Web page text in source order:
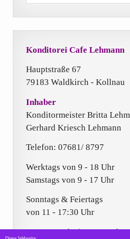
Konditorei Cafe Lehmann
Hauptstraße 67
79183 Waldkirch - Kollnau
Inhaber
Konditormeister Britta
Gerhard Kriesch Lehmann
Telefon: 07681/ 8797
Werktags von 9 - 18 Uhr
Samstags von 9 - 17 Uhr
Sonntags & Feiertags
von 11 - 17:30 Uhr
Montag und Dienstag